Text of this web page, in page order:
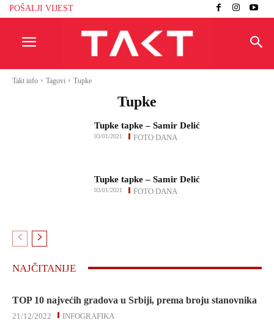
POŠALJI VIJEST
Takt info Tagovi Tupke
Tupke
Tupke tapke – Samir Delić
FOTO DANA
03/01/2021
Tupke tapke – Samir Delić
FOTO DANA
03/01/2021
NAJČITANIJE
TOP 10 najvećih gradova u Srbiji, prema broju stanovnika
INFOGRAFIKA
21/12/2022